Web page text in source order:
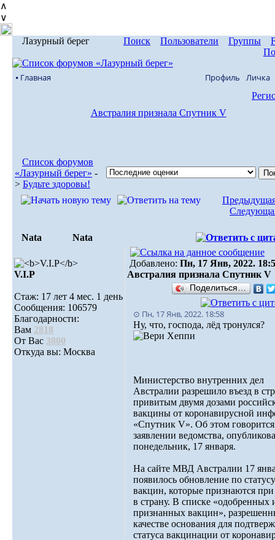
∧
∨
Лазурный берег Поиск Пользователи Группы
⦁ Главная Профиль Личка
Австралия признала Спутник V
Список форумов
«Лазурный берег» -
> Будьте здоровы!
Nata Nata
V.I.Р
Стаж: 17 лет 4 мес. 1 день
Сообщения: 106579
Благодарности:
Вам 2818
От Вас 3800
Откуда вы: Москва
Добавлено: Пн, 17 Янв, 2022.
Австралия признала Спутник V
Поделиться…
⊙ Пн, 17 Янв, 2022. 18:58
Ну, что, господа, лёд тронулся?
Министерство внутренних дел
Австралии разрешило въезд в
привитым двумя дозами
вакцины от коронавирусной
«Спутник V». Об этом
заявлении ведомства,
понедельник, 17 января.
На сайте МВД Австралии 17
появилось обновление по статусу
вакцин, которые признаются при
в страну. В списке «одобренных
признанных вакцин»,
качестве основания для
статуса вакцинации от